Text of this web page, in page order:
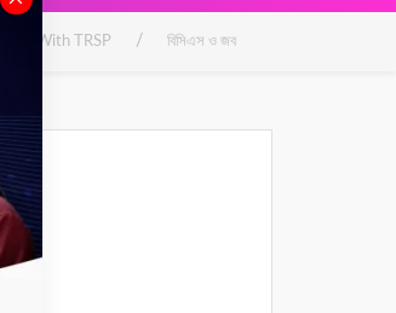
Learn With TRSP / বিসিএস ও জব